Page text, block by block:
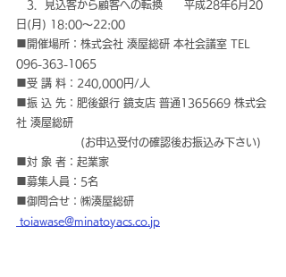
3．見込客から顧客への転換      平成28年6月20
日(月) 18:00～22:00
■開催場所：株式会社 湊屋総研 本社会議室 TEL
096-363-1065
■受 講 料：240,000円/人
■振 込 先：肥後銀行 鏡支店 普通1365669 株式会
社 湊屋総研
(お申込受付の確認後お振込み下さい)
■対 象 者：起業家
■募集人員：5名
■御問合せ：㈱湊屋総研
toiawase@minatoyacs.co.jp